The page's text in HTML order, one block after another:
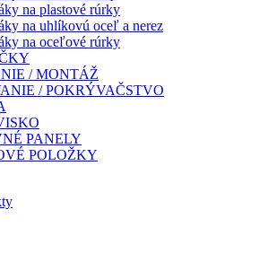
na plastové rúrky
na uhlíkovú oceľ a nerez
na oceľové rúrky
/ MONTÁŽ
/ POKRÝVAČSTVO
PANELY
POLOŽKY